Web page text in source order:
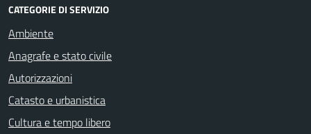
CATEGORIE DI SERVIZIO
Ambiente
Anagrafe e stato civile
Autorizzazioni
Catasto e urbanistica
Cultura e tempo libero